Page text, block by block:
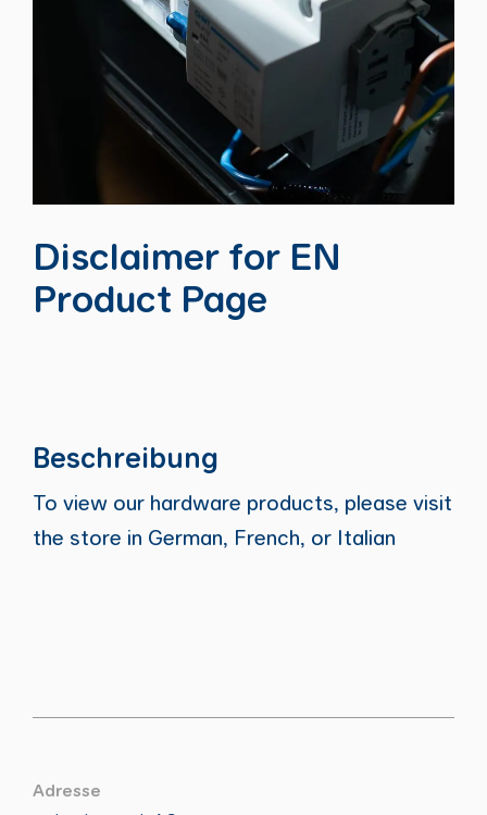
Disclaimer for EN
Product Page
Beschreibung
To view our hardware products, please visit
the store in German, French, or Italian
Adresse